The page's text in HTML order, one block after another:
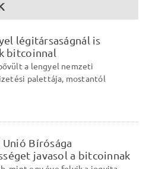
légitársaságnál is
bitcoinnal
a lengyel nemzeti
palettája, mostantól
Unió Bírósága
javasol a bitcoinnak